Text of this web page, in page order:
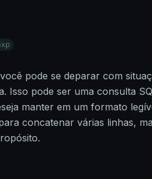
pode se deparar com
Isso pode ser uma consulta
manter em um formato
concatenar várias linhas,